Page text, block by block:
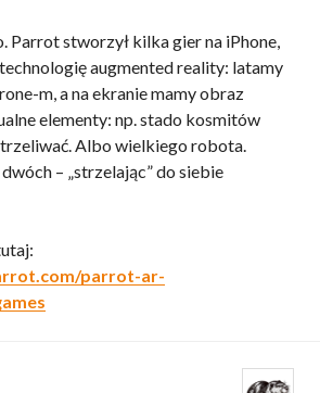
Parrot stworzył kilka gier na iPhone,
augmented reality: latamy
m, a na ekranie mamy obraz
elementy: np. stado kosmitów
Albo wielkiego robota.
– „strzelając” do siebie
parrot-ar-